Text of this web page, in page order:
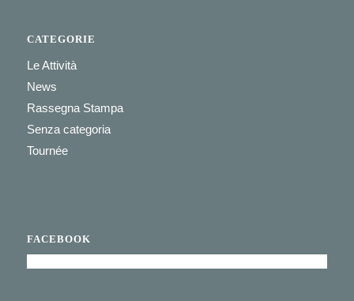
CATEGORIE
Le Attività
News
Rassegna Stampa
Senza categoria
Tournée
FACEBOOK